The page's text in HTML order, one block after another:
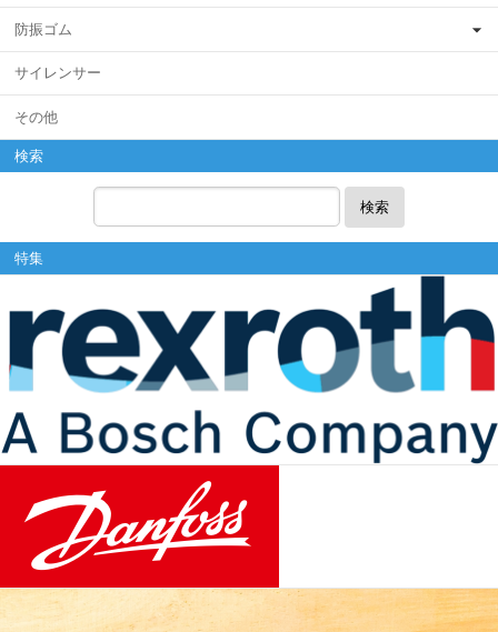
防振ゴム
サイレンサー
その他
検索
検索
特集